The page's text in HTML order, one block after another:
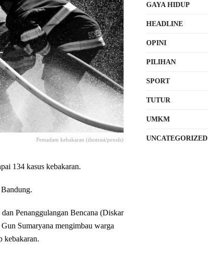
Pemadam kebakaran (ilustrasi/pexels)
134 kasus kebakaran.
Penanggulangan Bencana (Diskar
Sumaryana mengimbau warga
kebakaran.
GAYA HIDUP
HEADLINE
OPINI
PILIHAN
SPORT
TUTUR
UMKM
UNCATEGORIZED